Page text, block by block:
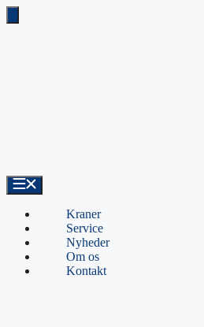
Hop
til
Kraner
Service
Nyheder
Om os
Kontakt